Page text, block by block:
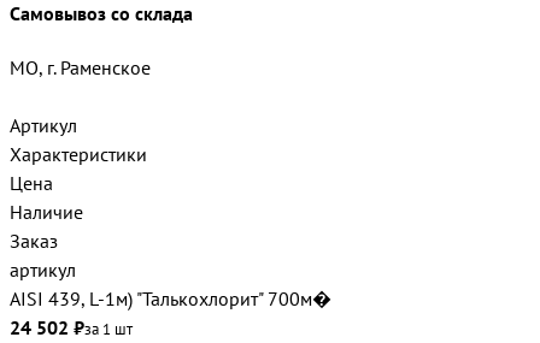
Самовывоз со склада
МО, г. Раменское
Артикул
Характеристики
Цена
Наличие
Заказ
артикул
AISI 439, L-1м) "Талькохлорит" 700м�
24 502 ₽за 1 шт